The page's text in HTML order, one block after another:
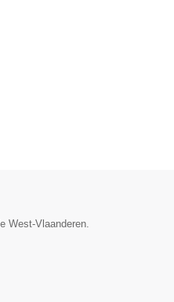
West-Vlaanderen.